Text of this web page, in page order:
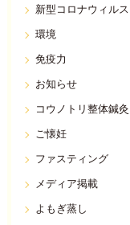
新型コロナウィルス
環境
免疫力
お知らせ
コウノトリ整体鍼灸
ご懐妊
ファスティング
メディア掲載
よもぎ蒸し